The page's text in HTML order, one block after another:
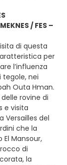
/ FES –
di questa
per
l’influenza
nei
Outa Hman.
rovine di
e visita
del
che la
Mansour,
di
la